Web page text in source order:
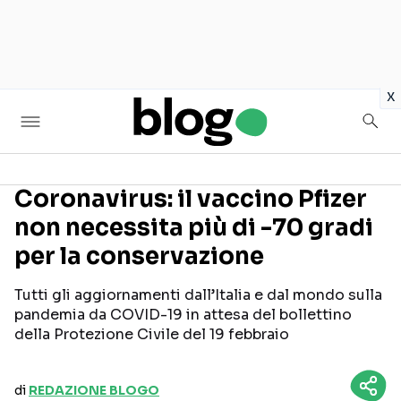
x
Seguici sui social
Coronavirus: il vaccino Pfizer
non necessita più di -70 gradi
per la conservazione
Tutti gli aggiornamenti dall’Italia e dal mondo sulla
pandemia da COVID-19 in attesa del bollettino
della Protezione Civile del 19 febbraio
di REDAZIONE BLOGO